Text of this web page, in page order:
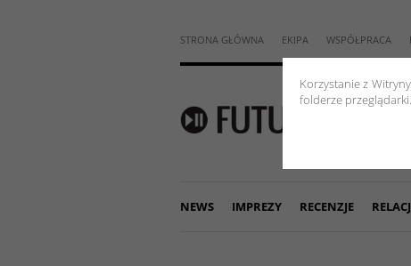
Korzystanie z
folderze przeglądarki.
STRONA GŁÓWNA EKIPA WSPÓŁPRACA
NEWS IMPREZY RECENZJE